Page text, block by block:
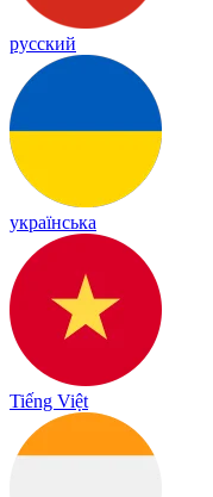
русский
українська
Tiếng Việt